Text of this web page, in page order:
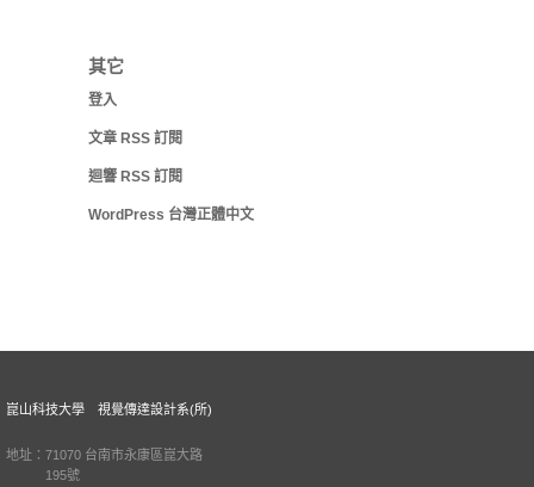
其它
登入
文章 RSS 訂閱
迴響 RSS 訂閱
WordPress 台灣正體中文
崑山科技大學 視覺傳達設計系(所)
地址：71070 台南市永康區崑大路
195號